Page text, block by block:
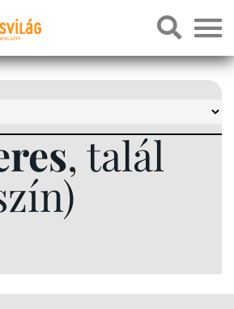
, talál